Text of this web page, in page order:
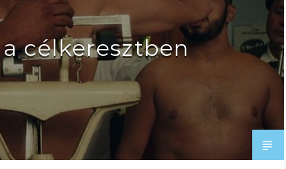
célkeresztben